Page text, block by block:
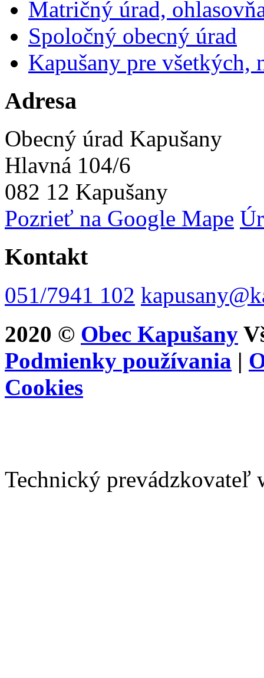
Matričný úrad,
Spoločný obecný úrad
Kapušany pre všetkých,
Adresa
Obecný úrad Kapušany
Hlavná 104/6
082 12 Kapušany
Pozrieť na Google Mape
Kontakt
051/7941 102
2020 © Obec Kapušany
Podmienky používania |
Cookies
Technický prevádzkovateľ